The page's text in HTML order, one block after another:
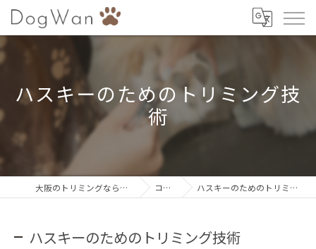
ハスキーのためのトリミング技
術
大阪のトリミングならDogWan コラム ハスキーのためのトリミング技術
ハスキーのためのトリミング技術